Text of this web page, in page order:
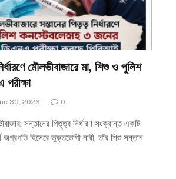
মৌলভীবাজারে মা, শিশু ও পুলিশ
30, 2026 0
সন্তানের পিতৃত্ব নির্ধারণ সংক্রান্ত একটি
অগ্রগতি হিসেবে ভুক্তভোগী নারী, তাঁর শিশু সন্তান